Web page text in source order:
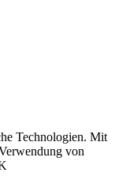
Technologien. Mit
von